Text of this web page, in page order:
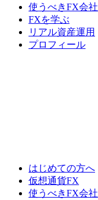
使うべきFX会社
FXを学ぶ
リアル資産運用
プロフィール
はじめての方へ
仮想通貨FX
使うべきFX会社